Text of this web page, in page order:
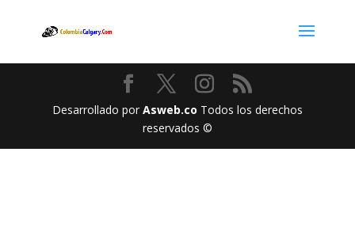
Desarrollado por Asweb.co Todos los derechos
reservados ©